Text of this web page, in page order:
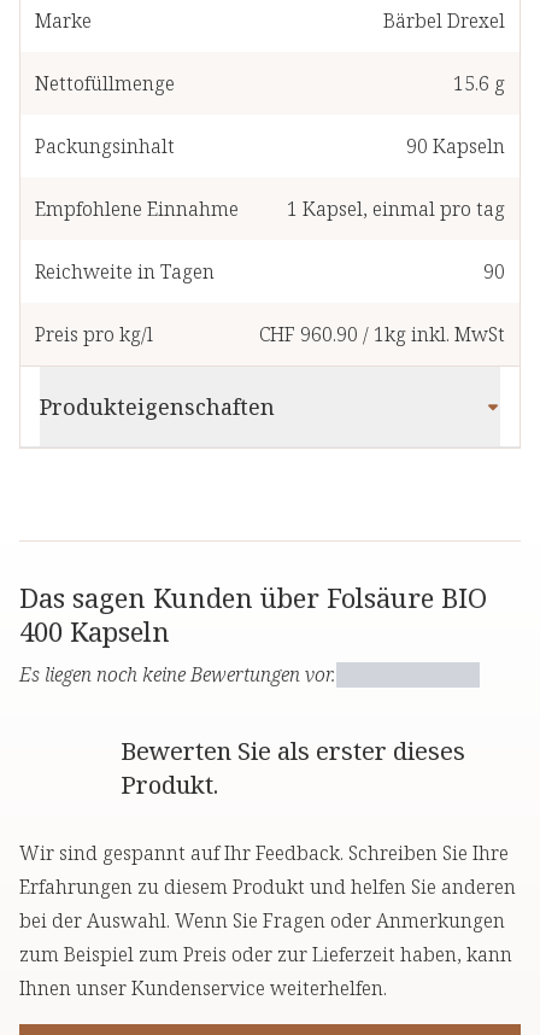
Marke Bärbel Drexel
Nettofüllmenge 15.6 g
Packungsinhalt 90 Kapseln
Empfohlene Einnahme 1 Kapsel, einmal pro tag
Reichweite in Tagen 90
Preis pro kg/l CHF 960.90 / 1kginkl. MwSt
Produkteigenschaften
Das sagen Kunden über Folsäure BIO
400 Kapseln
Es liegen noch keine Bewertungen vor.
Bewerten Sie als erster dieses
Produkt.
Wir sind gespannt auf Ihr Feedback. Schreiben Sie Ihre
Erfahrungen zu diesem Produkt und helfen Sie anderen
bei der Auswahl. Wenn Sie Fragen oder Anmerkungen
zum Beispiel zum Preis oder zur Lieferzeit haben, kann
Ihnen unser Kundenservice weiterhelfen.